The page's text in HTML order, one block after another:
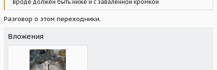
вроде должен быть ниже и с заваленной кромкой
Разговор о этом переходники.
Вложения